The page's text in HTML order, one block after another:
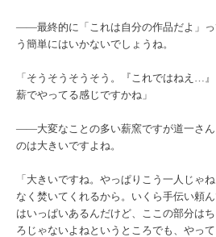
――最終的に「これは自分の作品だよ」っ
う簡単にはいかないでしょうね。
「そうそうそうそう。『これではねえ…
薪でやってる感じですかね」
――大変なことの多い薪窯ですが道一さん
のは大きいですよね。
「大きいですね。やっぱりこう一人じゃ
なく焚いてくれるから。いくら手伝い頼
はいっぱいあるんだけど、ここの部分は
ろじゃないよねというところでも、やっ